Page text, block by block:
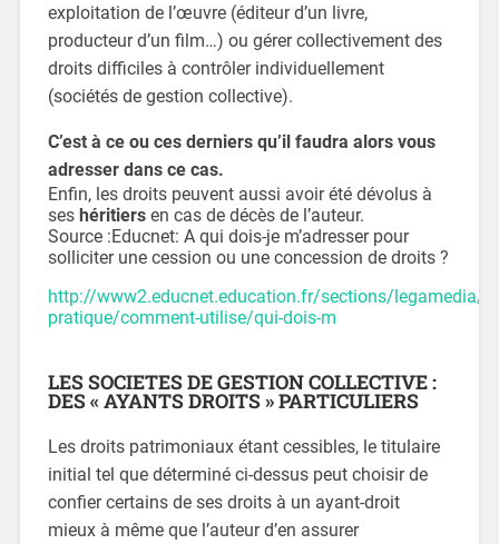
exploitation de l’œuvre (éditeur d’un livre,
producteur d’un film…) ou gérer collectivement des
droits difficiles à contrôler individuellement
(sociétés de gestion collective).
C’est à ce ou ces derniers qu’il faudra alors vous
adresser dans ce cas.
Enfin, les droits peuvent aussi avoir été dévolus à
ses héritiersen cas de décès de l’auteur.
Source :Educnet: A qui dois-je m’adresser pour
solliciter une cession ou une concession de droits ?
http://www2.educnet.education.fr/sections/legamedia/
pratique/comment-utilise/qui-dois-m
LES SOCIETES DE GESTION COLLECTIVE :
DES « AYANTS DROITS » PARTICULIERS
Les droits patrimoniaux étant cessibles, le titulaire
initial tel que déterminé ci-dessus peut choisir de
confier certains de ses droits à un ayant-droit
mieux à même que l’auteur d’en assurer